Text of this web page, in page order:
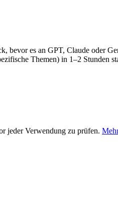
bevor es an GPT, Claude oder
Themen) in 1–2 Stunden
jeder Verwendung zu prüfen.